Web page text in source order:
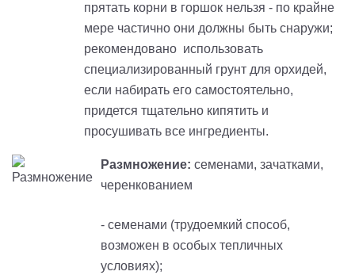
прятать корни в горшок нельзя - по крайне
мере частично они должны быть снаружи;
рекомендовано использовать
специализированный грунт для орхидей,
если набирать его самостоятельно,
придется тщательно кипятить и
просушивать все ингредиенты.
Размножение: семенами, зачатками,
черенкованием
- семенами (трудоемкий способ,
возможен в особых тепличных
условиях);